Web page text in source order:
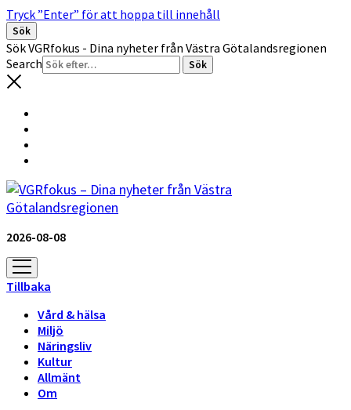
Tryck ”Enter” för att hoppa till innehåll
Sök
Sök VGRfokus - Dina nyheter från Västra Götalandsregionen
Search
2026-08-08
öppna
meny
Tillbaka
Vård & hälsa
Miljö
Näringsliv
Kultur
Allmänt
Om